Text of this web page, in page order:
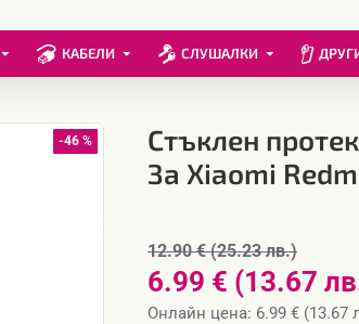
КАБЕЛИ СЛУШАЛКИ
-46 %
Стъклен
За Xiaomi
6.99 € (13.67
12.90 € (25.23 лв.)
Онлайн цена: 6.99 € (13.67